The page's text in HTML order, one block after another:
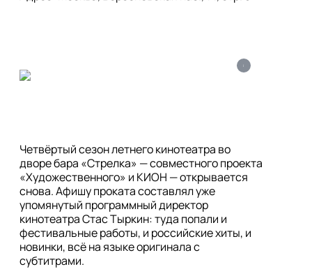
i
Четвёртый сезон летнего кинотеатра во
дворе бара «Стрелка» — совместного проекта
«Художественного» и КИОН — открывается
снова. Афишу проката составлял уже
упомянутый программный директор
кинотеатра Стас Тыркин: туда попали и
фестивальные работы, и российские хиты, и
новинки, всё на языке оригинала с
субтитрами.